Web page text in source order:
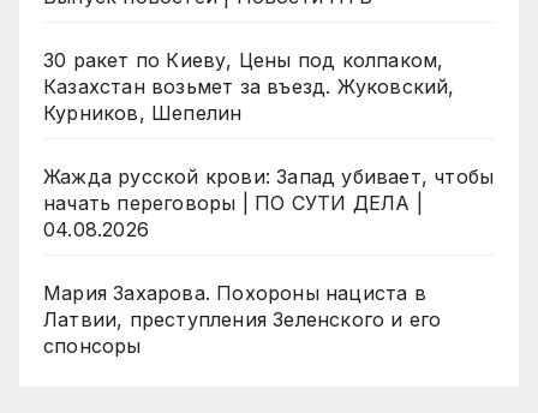
30 ракет по Киеву, Цены под колпаком,
Казахстан возьмет за въезд. Жуковский,
Курников, Шепелин
Жажда русской крови: Запад убивает, чтобы
начать переговоры | ПО СУТИ ДЕЛА |
04.08.2026
Мария Захарова. Похороны нациста в
Латвии, преступления Зеленского и его
спонсоры